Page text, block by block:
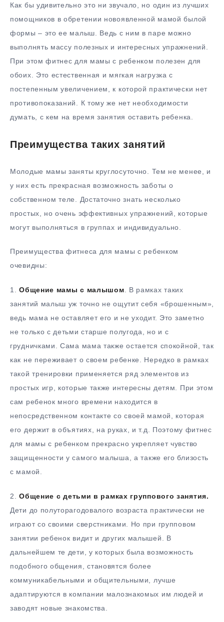
Как бы удивительно это ни звучало, но один из лучших
помощников в обретении новоявленной мамой былой
формы – это ее малыш. Ведь с ним в паре можно
выполнять массу полезных и интересных упражнений.
При этом фитнес для мамы с ребенком полезен для
обоих. Это естественная и мягкая нагрузка с
постепенным увеличением, к которой практически нет
противопоказаний. К тому же нет необходимости
думать, с кем на время занятия оставить ребенка.
Преимущества таких занятий
Молодые мамы заняты круглосуточно. Тем не менее, и
у них есть прекрасная возможность заботы о
собственном теле. Достаточно знать несколько
простых, но очень эффективных упражнений, которые
могут выполняться в группах и индивидуально.
Преимущества фитнеса для мамы с ребенком
очевидны:
1.Общение мамы с малышом . В рамках таких
занятий малыш уж точно не ощутит себя «брошенным»,
ведь мама не оставляет его и не уходит. Это заметно
не только с детьми старше полугода, но и с
грудничками. Сама мама также остается спокойной, так
как не переживает о своем ребенке. Нередко в рамках
такой тренировки применяется ряд элементов из
простых игр, которые также интересны детям. При этом
сам ребенок много времени находится в
непосредственном контакте со своей мамой, которая
его держит в объятиях, на руках, и т.д. Поэтому фитнес
для мамы с ребенком прекрасно укрепляет чувство
защищенности у самого малыша, а также его близость
с мамой.
2.Общение с детьми в рамках группового занятия.
Дети до полуторагодовалого возраста практически не
играют со своими сверстниками. Но при групповом
занятии ребенок видит и других малышей. В
дальнейшем те дети, у которых была возможность
подобного общения, становятся более
коммуникабельными и общительными, лучше
адаптируются в компании малознакомых им людей и
заводят новые знакомства.